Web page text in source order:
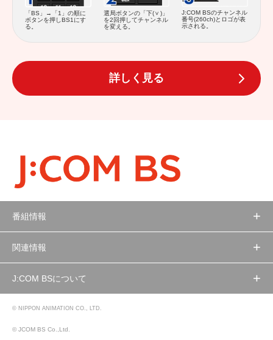
「BS」→「1」の順に
ボタンを押しBS1にす
る。
選局ボタンの「下(
)」
を2回押してチャンネル
を変える。
J:COM BSのチャンネル
番号(260ch)とロゴが表
示される。
詳しく見る
番組情報
関連情報
J:COM BSについて
© NIPPON ANIMATION CO., LTD.
© JCOM BS Co.,Ltd.